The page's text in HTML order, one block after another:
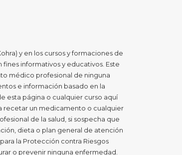
y en los cursos y formaciones de
informativos y educativos. Este
médico profesional de ninguna
e información basado en la
esta página o cualquier curso aquí
recetar un medicamento o cualquier
de la salud, si sospecha que
dieta o plan general de atención
la Protección contra Riesgos
o prevenir ninguna enfermedad.